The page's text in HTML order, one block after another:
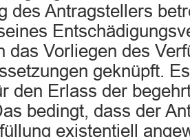
des Antragstellers
das Vorliegen des
geknüpft.
den Erlass der
bedingt, dass der
existentiell